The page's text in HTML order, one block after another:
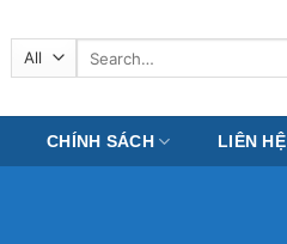
CHÍNH SÁCH LIÊN HỆ